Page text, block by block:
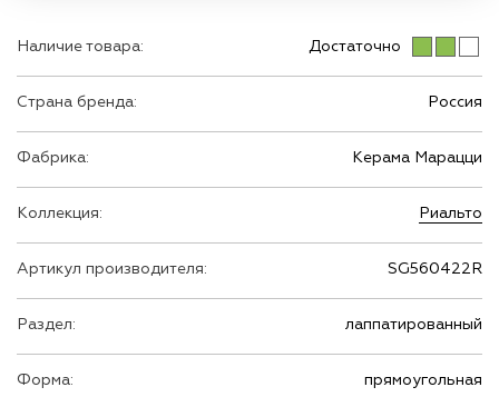
Наличие товара: Достаточно
Страна бренда: Россия
Фабрика: Керама Марацци
Коллекция: Риальто
Артикул производителя: SG560422R
Раздел: лаппатированный
Форма: прямоугольная